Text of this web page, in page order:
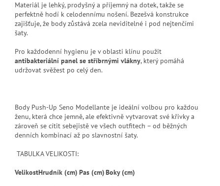
Materiál je lehký, prodyšný a příjemný na dotek, takže se
perfektně hodí k celodennímu nošení. Bezešvá konstrukce
zajišťuje, že body zůstává zcela neviditelné i pod nejtenčími
šaty.
Pro každodenní hygienu je v oblasti klínu použit
antibakteriální panel se stříbrnými vlákny, který pomáhá
udržovat svěžest po celý den.
Body Push-Up Seno Modellante je ideální volbou pro každou
ženu, která chce jemně, ale efektivně vytvarovat své křivky a
zároveň se cítit sebejistě ve všech outfitech – od běžných
denních kombinací až po slavnostní šaty.
TABULKA VELIKOSTI:
VelikostHrudník (cm) Pas (cm)Boky (cm)